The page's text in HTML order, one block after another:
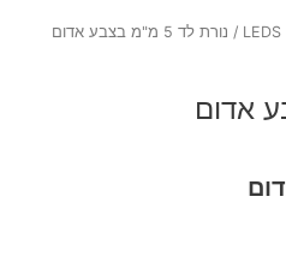
/ נורת לד 5 מ"מ בצבע אדום